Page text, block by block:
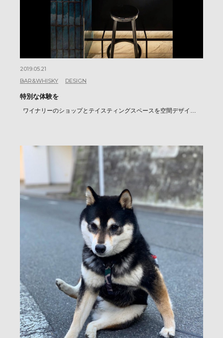
2019.05.21
BAR&WHISKY
DESIGN
特別な体験を
ワイナリーのショップとテイスティングスペースを空間デザイ…